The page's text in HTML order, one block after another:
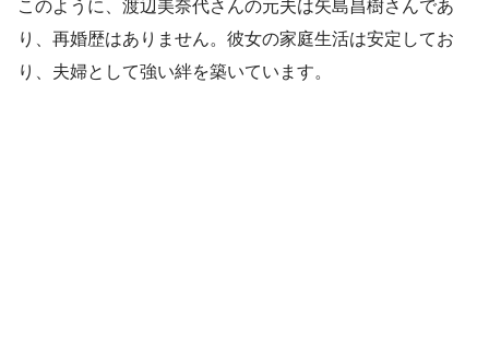
このように、渡辺美奈代さんの元夫は矢島昌樹さんであ
り、再婚歴はありません。彼女の家庭生活は安定してお
り、夫婦として強い絆を築いています。